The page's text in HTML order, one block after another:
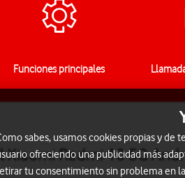
Funciones principales
Redmi 10 5G
sabes, usamos cookies propias y de
ofreciendo una publicidad más
tu consentimiento sin problema en